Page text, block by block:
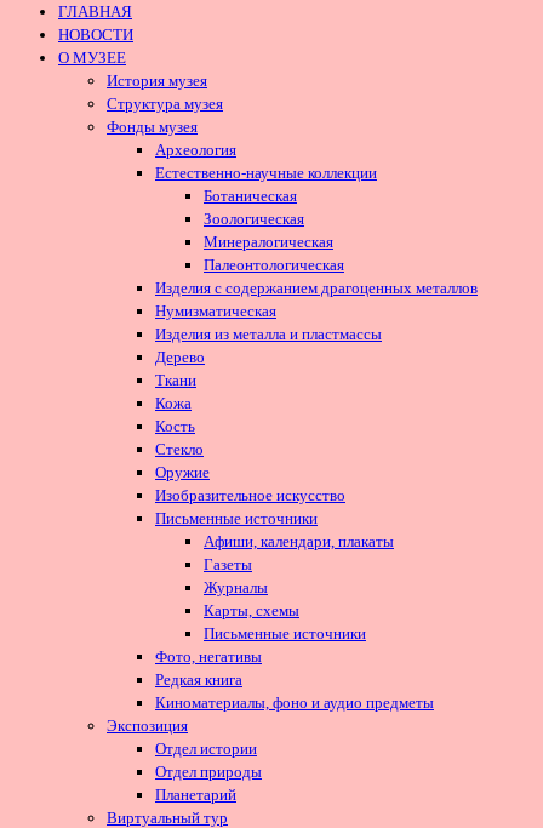
ГЛАВНАЯ
НОВОСТИ
О МУЗЕЕ
История музея
Структура музея
Фонды музея
Археология
Естественно-научные коллекции
Ботаническая
Зоологическая
Минералогическая
Палеонтологическая
Изделия с содержанием драгоценных металлов
Нумизматическая
Изделия из металла и пластмассы
Дерево
Ткани
Кожа
Кость
Стекло
Оружие
Изобразительное искусство
Письменные источники
Афиши, календари, плакаты
Газеты
Журналы
Карты, схемы
Письменные источники
Фото, негативы
Редкая книга
Киноматериалы, фоно и аудио предметы
Экспозиция
Отдел истории
Отдел природы
Планетарий
Виртуальный тур